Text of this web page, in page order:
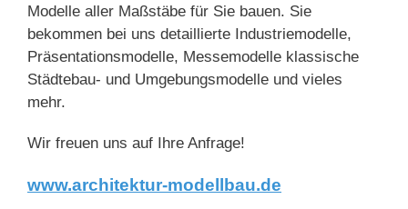
Modelle aller Maßstäbe für Sie bauen. Sie
bekommen bei uns detaillierte Industriemodelle,
Präsentationsmodelle, Messemodelle klassische
Städtebau- und Umgebungsmodelle und vieles
mehr.
Wir freuen uns auf Ihre Anfrage!
www.architektur-modellbau.de